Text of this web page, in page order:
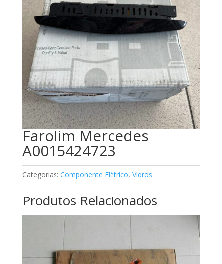
Farolim Mercedes
A0015424723
Categorias: Componente Elétrico, Vidros
Produtos Relacionados